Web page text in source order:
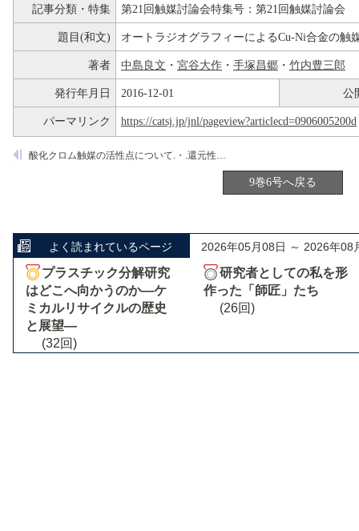
記事分類・特集 第21回触媒討論会特集号：第21回触媒討論会
題目(和文) オートラジオグラフィーによるCu-Ni合金の触
著者 中島良文 ・ 宮谷大作 ・ 手塚昌郷 ・ 竹内豊三郎
発行年月日 2016-12-01 公
パーマリンク https://catsj.jp/jnl/pageview?articlecd=0906005200d
酸化クロム触媒の活性点について.・.還元性ガス処理による重合活性の変化
9巻6号へ戻る
よく読まれているページ 2026年05月08日 ～ 2026年08
プラスチック分解研究
はどこへ向かうのか―ケ
ミカルリサイクルの歴史
と展望―
(32回)
研究者としての私を形
作った「師匠」たち
(26回)